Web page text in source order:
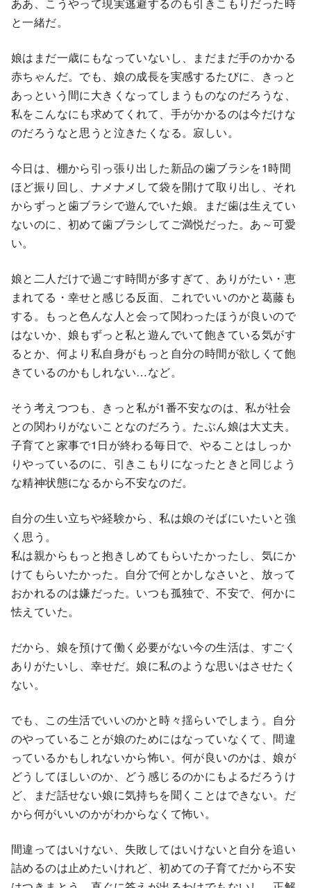
と一緒だ。
娘はまだ一歳にもなっていないし、まだまだ手のかかる
赤ちゃんだ。でも、娘の成長を実感するたびに、きっと
あっという間に大きくなってしまうものなのだろうな、
私をこんなにも求めてくれて、手がかかるのは今だけな
のだろうなと思うと泣きたくなる。寂しい。
今日は、棚から引っ張り出した新品の歯ブラシを1時間
ほど振り回し、ナメナメして袋を開けて取り出し、それ
からずっと歯ブラシで遊んでいた娘。まだ歯は生えてい
ないのに、初めて歯ブラシしてご満悦だった。あ～可愛
い。
娘と二人だけで過ごす時間が多すぎて、ありがたい・恵
まれてる・幸せと感じる反面、これでいいのかと葛藤も
する。もっと色んな人と会って関わったほうが良いので
はないか、娘もずっと私と遊んでいて飽きている気がす
るとか、何より私自身がもっと自分の時間が欲しくて飽
きているのかもしれない…など。
そう考えつつも、きっと私が1番不安なのは、私が社会
との関わりがないことなのだろう。たぶん娘は大丈夫。
子育てと家事で1日が終わる毎日で、やることはしっか
りやっているのに、引きこもりになったときと同じよう
な精神状態になるから不安なのだ。
自分の生い立ちや経験から、私は娘のそばにいたいと強
く思う。
私は親からもっと抱きしめてもらいたかったし、気にか
けてもらいたかった。自分で何とかしなさいと、放って
おかれるのは嫌だった。いつも孤独で、不安で、何かに
怯えていた。
だから、娘を預けて働く必要がない今の生活は、すごく
ありがたいし、幸せだ。娘に私のような思いはさせたく
ない。
でも、この生活でいいのかと時々揺らいでしまう。自分
のやっていることが娘のためにはなっていなくて、間違
っているかもしれないから怖い。何が良いのかは、娘が
どうしてほしいのか、どう感じるのかにもよるだろうけ
ど、まだ話せない娘に気持ちを聞くことはできない。だ
から何がいいのかがわからなくて怖い。
間違ってはいけない、失敗してはいけないと自分を追い
詰めるのは止めたいけれど、初めての子育てだから不安